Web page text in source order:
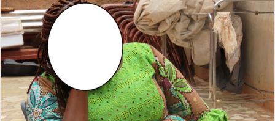
e
o
u
r